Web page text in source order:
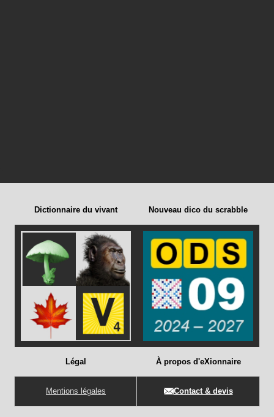
Dictionnaire du vivant Nouveau dico du scrabble
Légal
Mentions légales
À propos d'eXionnaire
Contact & devis